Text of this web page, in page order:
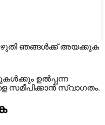
ഞങ്ങൾക്ക് അയക്കുക
ഉൽപ്പന്ന
സ്വാഗതം.